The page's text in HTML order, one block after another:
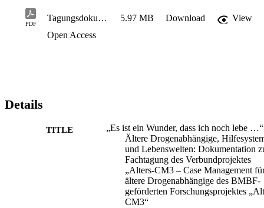
PDF
Tagungsdokumentation-ACM3-2018 5.97 MB Download
View
Open Access
Details
TITLE
„Es ist ein Wunder, dass ich noch lebe
Ältere Drogenabhängige,
und Lebenswelten: Dokumentation
Fachtagung des Verbundprojektes
„Alters-CM3 – Case Management
ältere Drogenabhängige des BMBF-
geförderten Forschungsprojektes
CM3“